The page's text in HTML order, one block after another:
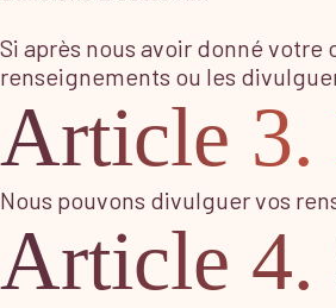
Si après nous avoir donné
renseignements ou les
Article
Nous pouvons divulguer vos
Article 4.